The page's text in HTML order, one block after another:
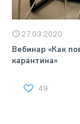
27.03.2020
Вебинар «Как
карантина»
49